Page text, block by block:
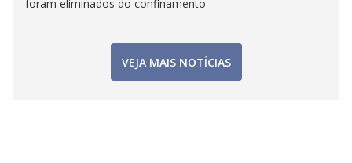
foram eliminados do confinamento
VEJA MAIS NOTÍCIAS